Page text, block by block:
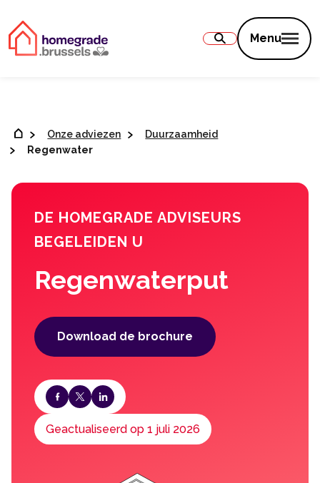
Menu
Onze adviezen
Duurzaamheid
Regenwater
DE HOMEGRADE ADVISEURS
BEGELEIDEN U
Regenwaterput
Download de brochure
Geactualiseerd op 1 juli 2026